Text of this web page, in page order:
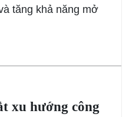
tăng khả năng mở
xu hướng công